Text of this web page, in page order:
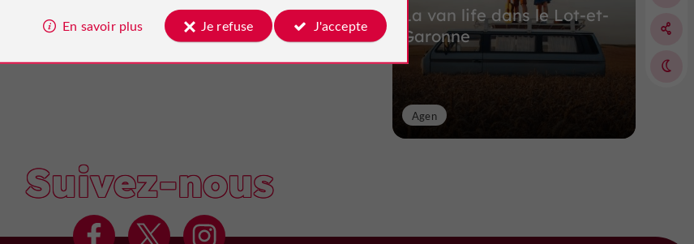
La van life dans le Lot-et-
Garonne
Agen
Suivez-nous
En savoir plus Je refuse J'accepte